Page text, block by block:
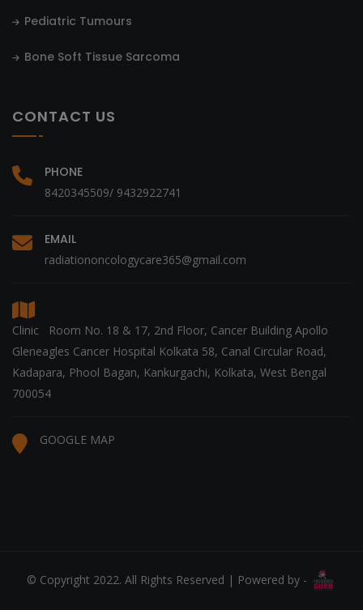
Pediatric Tumours
Bone Soft Tissue Sarcoma
CONTACT US
PHONE
8420345509/ 9432922741
EMAIL
radiationoncologycare365@gmail.com
Clinic Room No. 18 & 17, 2nd Floor, Cancer Building Apollo
Gleneagles Cancer Hospital Kolkata 58, Canal Circular Road,
Kadapara, Phool Bagan, Kankurgachi, Kolkata, West Bengal
700054
GOOGLE MAP
© Copyright 2022. All Rights Reserved | Powered by -